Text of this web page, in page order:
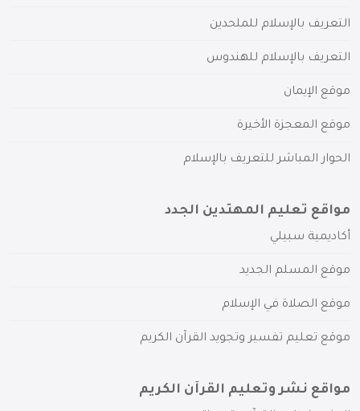
التعريف بالإسلام للملحدين
التعريف بالإسلام للهندوس
موقع الإيمان
موقع المعجزة الأخيرة
الحوار المباشر للتعريف بالإسلام
مواقع تعليم المهتدين الجدد
أكاديمية سبيلي
موقع المسلم الجديد
موقع الصلاة في الإسلام
موقع تعليم تفسير وتجويد القرآن الكريم
مواقع نشر وتعليم القرآن الكريم